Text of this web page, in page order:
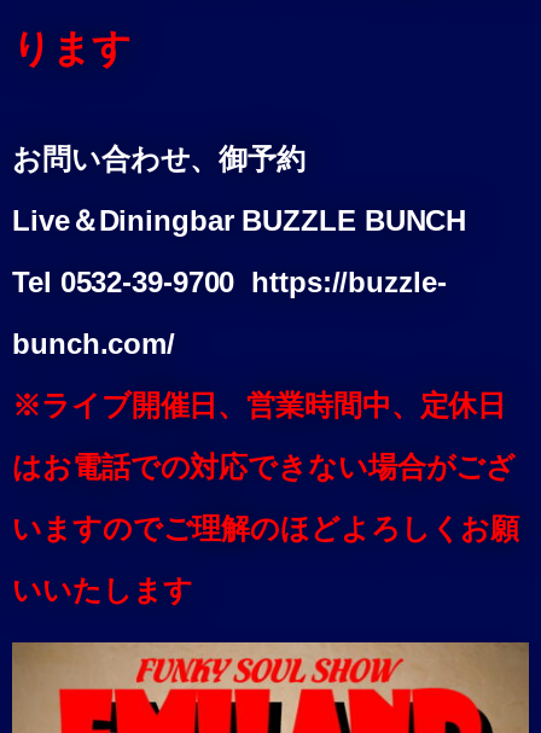
ります
お問い合わせ、御予約
Live＆Diningbar BUZZLE BUNCH
Tel 0532-39-9700 https://buzzle-
bunch.com/
※ライブ開催日、営業時間中、定休日
はお電話での対応できない場合がござ
いますのでご理解のほどよろしくお願
いいたします